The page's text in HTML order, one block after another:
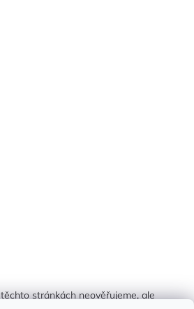
stránkách neověřujeme, ale